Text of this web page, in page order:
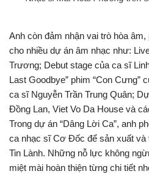
Anh còn đảm nhận vai trò hòa
cho nhiều dự án âm nhạc như:
Trương; Debut stage của ca sĩ
Last Goodbye” phim “Con Cưng”
ca sĩ Nguyễn Trần Trung Quân;
Đồng Lan, Viet Vo Da House và
Trong dự án “Dâng Lời Ca”, anh
ca nhạc sĩ Cơ Đốc để sản xuất và
Tin Lành. Những nỗ lực không
miệt mài hoàn thiện từng chi tiết